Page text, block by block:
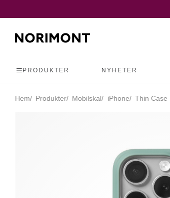
PRODUKTER NYHETER
Hem Produkter Mobilskal iPhone Thin Case